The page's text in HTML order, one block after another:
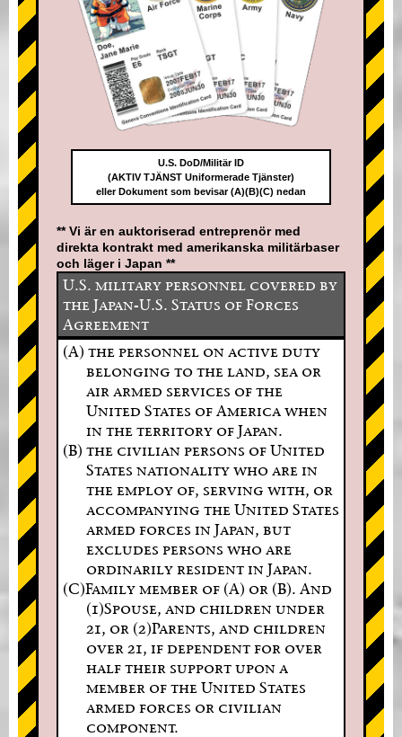
U.S. DoD/Militär ID
(AKTIV TJÄNST Uniformerade Tjänster)
eller Dokument som bevisar (A)(B)(C) nedan
** Vi är en auktoriserad entreprenör med
direkta kontrakt med amerikanska militärbaser
och läger i Japan **
U.S. military personnel covered by
the Japan-U.S. Status of Forces
Agreement
(A) the personnel on active duty
belonging to the land, sea or
air armed services of the
United States of America when
in the territory of Japan.
(B) the civilian persons of United
States nationality who are in
the employ of, serving with, or
accompanying the United States
armed forces in Japan, but
excludes persons who are
ordinarily resident in Japan.
(C)Family member of (A) or (B). And
(1)Spouse, and children under
21, or (2)Parents, and children
over 21, if dependent for over
half their support upon a
member of the United States
armed forces or civilian
component.